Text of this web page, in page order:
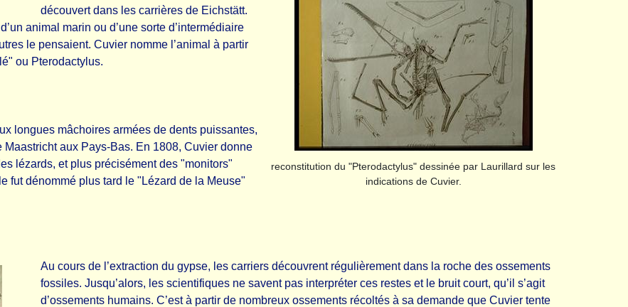
reconstitution du "Pterodactylus" dessinée par Laurillard sur les
indications de Cuvier.
découvert dans les carrières de Eichstätt.
animal marin ou d’une sorte d’intermédiaire
le pensaient. Cuvier nomme l’animal à partir
ou Pterodactylus.
longues mâchoires armées de dents puissantes,
aux Pays-Bas. En 1808, Cuvier donne
lézards, et plus précisément des "monitors"
fut dénommé plus tard le "Lézard de la Meuse"
Au cours de l’extraction du gypse, les carriers découvrent régulièrement dans la roche des ossements
fossiles. Jusqu’alors, les scientifiques ne savent pas interpréter ces restes et le bruit court, qu’il s’agit
d’ossements humains. C’est à partir de nombreux ossements récoltés à sa demande que Cuvier tente